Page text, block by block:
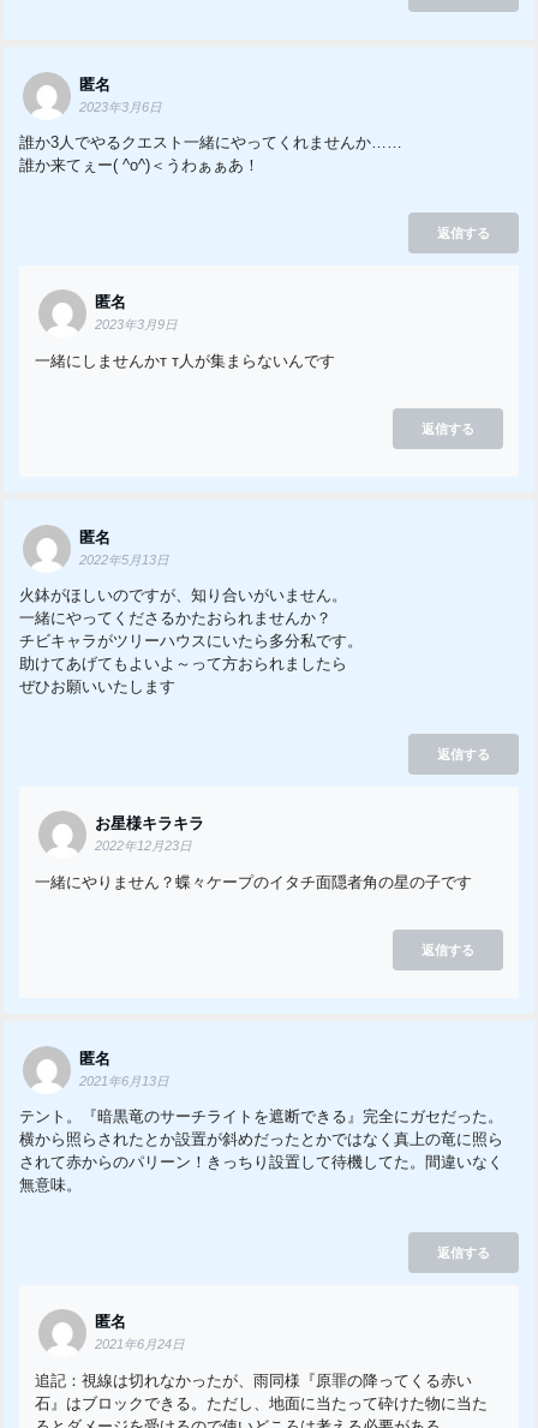
匿名
2023年3月6日
誰か3人でやるクエスト一緒にやってくれませんか……
誰か来てぇー( ^o^)＜うわぁぁあ！
返信する
匿名
2023年3月9日
一緒にしませんかт т人が集まらないんです
返信する
匿名
2022年5月13日
火鉢がほしいのですが、知り合いがいません。
一緒にやってくださるかたおられませんか？
チビキャラがツリーハウスにいたら多分私です。
助けてあげてもよいよ～って方おられましたら
ぜひお願いいたします
返信する
お星様キラキラ
2022年12月23日
一緒にやりません？蝶々ケープのイタチ面隠者角の星の子です
返信する
匿名
2021年6月13日
テント。『暗黒竜のサーチライトを遮断できる』完全にガセだった。
横から照らされたとか設置が斜めだったとかではなく真上の竜に照ら
されて赤からのパリーン！きっちり設置して待機してた。間違いなく
無意味。
返信する
匿名
2021年6月24日
追記：視線は切れなかったが、雨同様『原罪の降ってくる赤い
石』はブロックできる。ただし、地面に当たって砕けた物に当た